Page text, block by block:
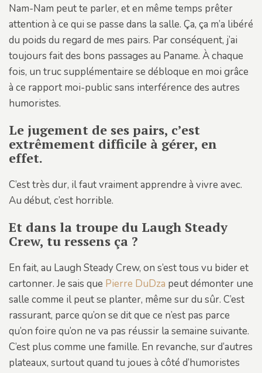
Nam-Nam peut te parler, et en même temps prêter
attention à ce qui se passe dans la salle. Ça, ça m’a libéré
du poids du regard de mes pairs. Par conséquent, j’ai
toujours fait des bons passages au Paname. À chaque
fois, un truc supplémentaire se débloque en moi grâce
à ce rapport moi-public sans interférence des autres
humoristes.
Le jugement de ses pairs, c’est
extrêmement difficile à gérer, en
effet.
C’est très dur, il faut vraiment apprendre à vivre avec.
Au début, c’est horrible.
Et dans la troupe du Laugh Steady
Crew, tu ressens ça ?
En fait, au Laugh Steady Crew, on s’est tous vu bider et
cartonner. Je sais que Pierre DuDza peut démonter une
salle comme il peut se planter, même sur du sûr. C’est
rassurant, parce qu’on se dit que ce n’est pas parce
qu’on foire qu’on ne va pas réussir la semaine suivante.
C’est plus comme une famille. En revanche, sur d’autres
plateaux, surtout quand tu joues à côté d’humoristes